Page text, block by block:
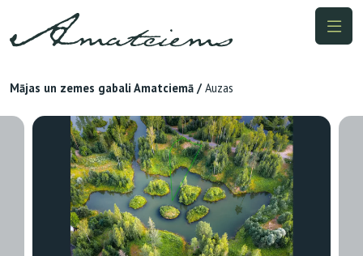
Mājas un zemes gabali Amatciemā / Auzas